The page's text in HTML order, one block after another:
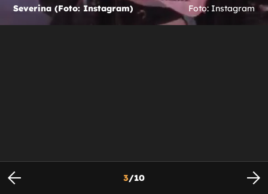
Severina (Foto: Instagram) Foto: Instagram
3/10